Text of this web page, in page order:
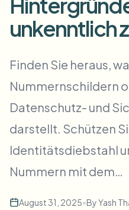
Gesichtstausch - Video
Video-Intelligenz
Viele Videos auf einmal bearbeiten
Massen-
Hochdurchsatz-Pipelines
Enterprise-Zonen, Richtlinien
API & SDK
Kontaktformular
Video-Intelligenz
Massen-
unkenntlich
Finden Sie heraus,
Nummernschildern
Datenschutz- und
darstellt. Schützen
Identitätsdiebstahl
Nummern mit dem…
August 31, 2025•ByYash